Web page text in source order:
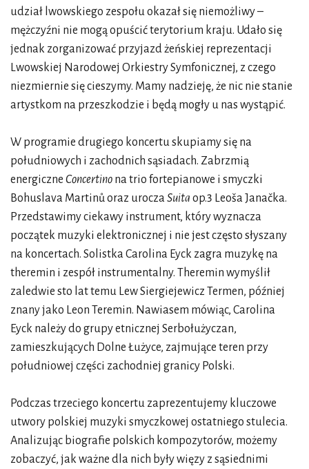
udział lwowskiego zespołu okazał się niemożliwy –
mężczyźni nie mogą opuścić terytorium kraju. Udało się
jednak zorganizować przyjazd żeńskiej reprezentacji
Lwowskiej Narodowej Orkiestry Symfonicznej, z czego
niezmiernie się cieszymy. Mamy nadzieję, że nic nie stanie
artystkom na przeszkodzie i będą mogły u nas wystąpić.
W programie drugiego koncertu skupiamy się na
południowych i zachodnich sąsiadach. Zabrzmią
energiczne Concertino na trio fortepianowe i smyczki
Bohuslava Martinů oraz uroczaSuita op.3 Leoša Janačka.
Przedstawimy ciekawy instrument, który wyznacza
początek muzyki elektronicznej i nie jest często słyszany
na koncertach. Solistka Carolina Eyck zagra muzykę na
theremin i zespół instrumentalny. Theremin wymyślił
zaledwie sto lat temu Lew Siergiejewicz Termen, później
znany jako Leon Teremin. Nawiasem mówiąc, Carolina
Eyck należy do grupy etnicznej Serbołużyczan,
zamieszkujących Dolne Łużyce, zajmujące teren przy
południowej części zachodniej granicy Polski.
Podczas trzeciego koncertu zaprezentujemy kluczowe
utwory polskiej muzyki smyczkowej ostatniego stulecia.
Analizując biografie polskich kompozytorów, możemy
zobaczyć, jak ważne dla nich były więzy z sąsiednimi